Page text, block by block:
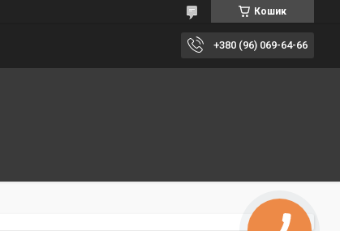
Кошик
+380 (96) 069-64-66